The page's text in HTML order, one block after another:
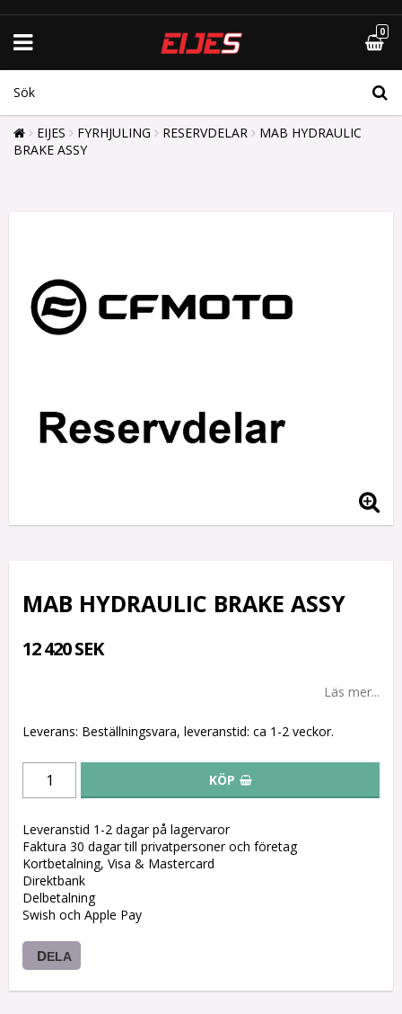
0
EIJES FYRHJULING RESERVDELAR
MAB HYDRAULIC
BRAKE ASSY
MAB HYDRAULIC BRAKE ASSY
12 420 SEK
Läs mer...
Leverans: Beställningsvara, leveranstid: ca 1-2 veckor.
KÖP
Leveranstid 1-2 dagar på lagervaror
Faktura 30 dagar till privatpersoner och företag
Kortbetalning, Visa & Mastercard
Direktbank
Delbetalning
Swish och Apple Pay
DELA